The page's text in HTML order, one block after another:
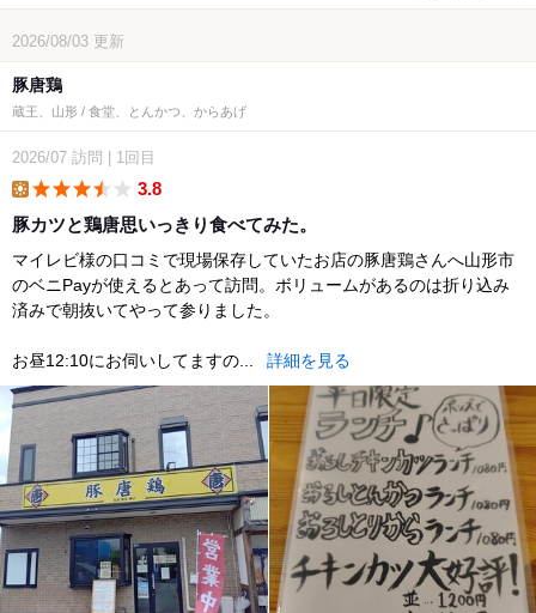
2026/08/03 更新
豚唐鶏
蔵王、山形 / 食堂、とんかつ、からあげ
2026/07 訪問 1回目
3.8
豚カツと鶏唐思いっきり食べてみた。
マイレビ様の口コミで現場保存していたお店の豚唐鶏さんへ山形市
のベニPayが使えるとあって訪問。ボリュームがあるのは折り込み
済みで朝抜いてやって参りました。
お昼12:10にお伺いしてますの... 詳細を見る